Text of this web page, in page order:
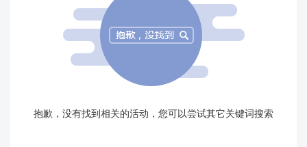
抱歉，没有找到相关的活动，您可以尝试其它关键词搜索